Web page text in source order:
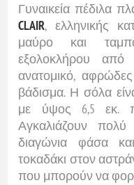
Γυναικεία πέδιλα
CLAIR, ελληνικής
μαύρο και
εξολοκλήρου από
ανατομικό,
βάδισμα. Η σόλα
με ύψος 6,5 εκ.
Αγκαλιάζουν
διαγώνια φάσα
τοκαδάκι στον
που μπορούν να